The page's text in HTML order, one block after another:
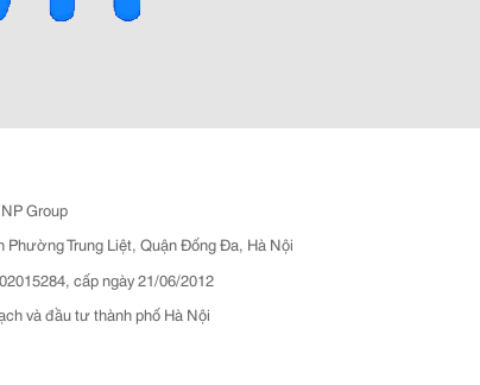
Group
Phường Trung Liệt, Quận Đống Đa, Hà Nội
cấp ngày 21/06/2012
và đầu tư thành phố Hà Nội